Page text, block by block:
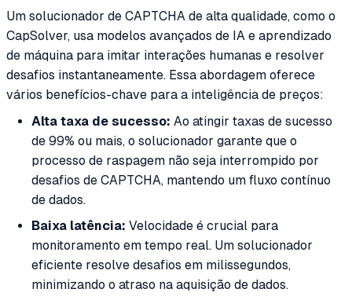
Um solucionador de CAPTCHA de alta qualidade, como o
CapSolver, usa modelos avançados de IA e aprendizado
de máquina para imitar interações humanas e resolver
desafios instantaneamente. Essa abordagem oferece
vários benefícios-chave para a inteligência de preços:
Alta taxa de sucesso: Ao atingir taxas de sucesso
de 99% ou mais, o solucionador garante que o
processo de raspagem não seja interrompido por
desafios de CAPTCHA, mantendo um fluxo contínuo
de dados.
Baixa latência: Velocidade é crucial para
monitoramento em tempo real. Um solucionador
eficiente resolve desafios em milissegundos,
minimizando o atraso na aquisição de dados.